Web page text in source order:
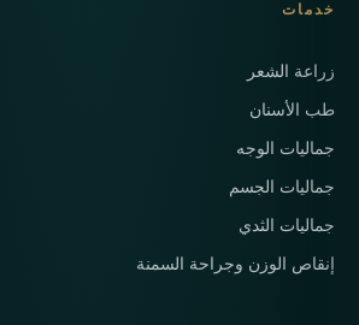
خدمات
زراعة الشعر
طب الأسنان
جماليات الوجه
جماليات الجسم
جماليات الثدي
إنقاص الوزن وجراحة السمنة